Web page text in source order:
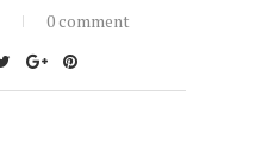
0 comment